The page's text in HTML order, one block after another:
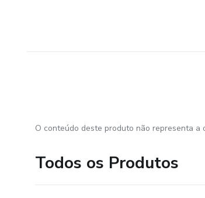
O conteúdo deste produto não representa a
Todos os Produtos